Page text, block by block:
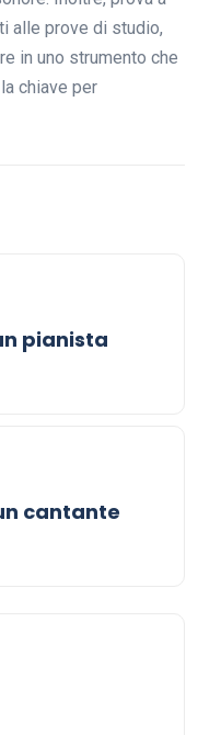
alle prove di studio,
in uno strumento che
chiave per
pianista
cantante